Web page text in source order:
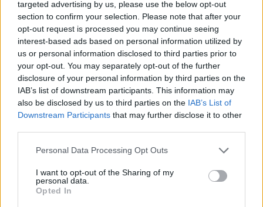
targeted advertising by us, please use the below opt-out
section to confirm your selection. Please note that after your
opt-out request is processed you may continue seeing
interest-based ads based on personal information utilized by
us or personal information disclosed to third parties prior to
your opt-out. You may separately opt-out of the further
disclosure of your personal information by third parties on the
IAB’s list of downstream participants. This information may
also be disclosed by us to third parties on the IAB’s List of
Downstream Participants that may further disclose it to other
Personal Data Processing Opt Outs
I want to opt-out of the Sharing of my
personal data.
Opted In
Biezās ķirbja vafeles